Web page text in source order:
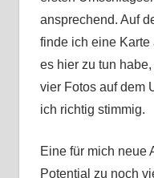
ansprechend. Auf
finde ich eine Karte
es hier zu tun
vier Fotos auf dem
ich richtig stimmig.
Eine für mich neue
Potential zu noch